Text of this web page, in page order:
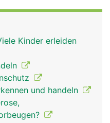
Schulterblattes
nicht aufeinander
bezogen und in
Um das sehr
zu halten, wird
aus
Bändern sowie vier
(sogenannte
Kinder erleiden
und handeln